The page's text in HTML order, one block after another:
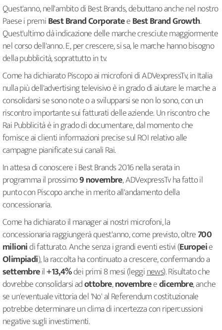
Quest'anno, nell'ambito di Best Brands, debuttano anche nel nostro
Paese i premiBest Brand CorporateeBest Brand Growth.
Quest'ultimo dà indicazione delle marche cresciute maggiormente
nel corso dell'anno. E, per crescere, si sa, le marche hanno bisogno
della pubblicità, soprattutto in tv.
Come ha dichiarato Piscopo ai microfoni di ADVexpressTv, in Italia
nulla più dell'advertising televisivo è in grado di aiutare le marche a
consolidarsi se sono note o a svilupparsi se non lo sono, con un
riscontro importante sui fatturati delle aziende. Un riscontro che
Rai Pubblicità è in grado di documentare, dal momento che
fornisce ai clienti informazioni precise sul ROI relativo alle
campagne pianificate sui canali Rai.
In attesa di conoscere i Best Brands 2016 nella serata in
programma il prossimo9 novembre, ADVexpressTv ha fatto il
punto con Piscopo anche in merito all'andamento della
concessionaria.
Come ha dichiarato il manager ai nostri microfoni, la
concessionaria raggiungerà quest'anno, come previsto, oltre700
milionidi fatturato. Anche senza i grandi eventi estivi (Europeie
Olimpiadi), la raccolta ha continuato a crescere, confermando a
settembreil+13,4%dei primi 8 mesi (legginews). Risultato che
dovrebbe consolidarsi adottobre,novembreedicembre, anche
se un'eventuale vittoria del 'No' al Referendum costituzionale
potrebbe determinare un clima di incertezza con ripercussioni
negative sugli investimenti.